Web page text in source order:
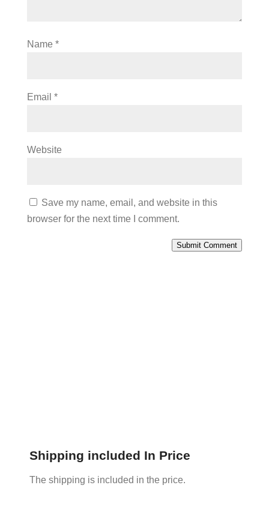
Name *
Email *
Website
Save my name, email, and website in this
browser for the next time I comment.
Submit Comment
Shipping included In Price
The shipping is included in the price.